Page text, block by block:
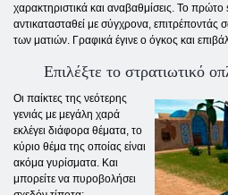
χαρακτηριστικά και αναβαθμίσεις. Το
αντικατασταθεί με σύγχρονα, επιτρέποντάς
των ματιών. Γραφικά έγινε ο όγκος και
Επιλέξτε το στρατιωτικό
Οι παίκτες της νεότερης
γενιάς με μεγάλη χαρά
εκλέγει διάφορα θέματα, το
κύριο θέμα της οποίας είναι
ακόμα γυρίσματα. Και
μπορείτε να πυροβολήσει